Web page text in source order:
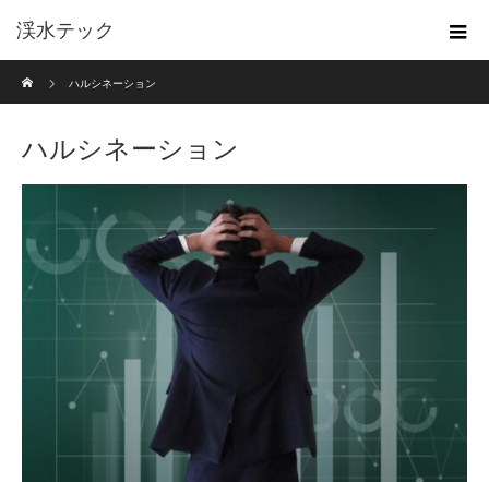
渓水テック
ハルシネーション
ハルシネーション